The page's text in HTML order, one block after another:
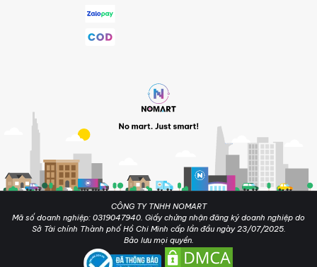
CÔNG TY TNHH NOMART
Mã số doanh nghiệp: 0319047940. Giấy chứng nhận đăng ký doanh nghiệp do
Sở Tài chính Thành phố Hồ Chi Minh cấp lần đầu ngày 23/07/2025.
Bảo lưu mọi quyền.